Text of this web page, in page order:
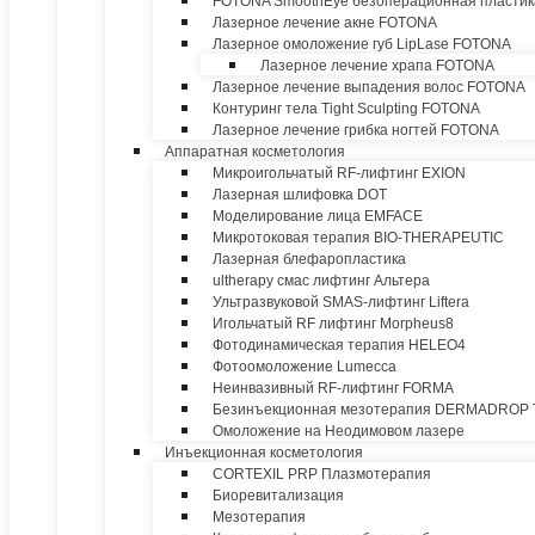
Лазерное лечение акне FOTONA
Лазерное омоложение губ LipLase FOTONA
Лазерное лечение храпа FOTONA
Лазерное лечение выпадения волос FOTONA
Контуринг тела Tight Sculpting FOTONA
Лазерное лечение грибка ногтей FOTONA
Аппаратная косметология
Микроигольчатый RF-лифтинг EXION
Лазерная шлифовка DOT
Моделирование лица EMFACE
Микротоковая терапия BIO-THERAPEUTIC
Лазерная блефаропластика
ultherapy смас лифтинг Альтера
Ультразвуковой SMAS-лифтинг Liftera
Игольчатый RF лифтинг Morpheus8
Фотодинамическая терапия HELEO4
Фотоомоложение Lumecca
Неинвазивный RF-лифтинг FORMA
Безинъекционная мезотерапия
Омоложение на Неодимовом лазере
Инъекционная косметология
CORTEXIL PRP Плазмотерапия
Биоревитализация
Мезотерапия